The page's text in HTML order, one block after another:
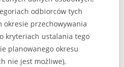
odbiorców tych
okresie przechowywania
kryteriach ustalania tego
planowanego okresu
nie jest możliwe),